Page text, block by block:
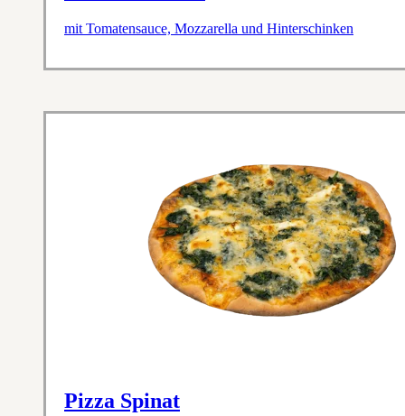
mit Tomatensauce, Mozzarella und Hinterschinken
Pizza Spinat